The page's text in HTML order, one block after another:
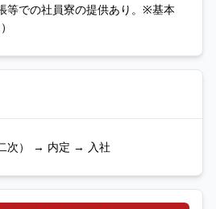
等での社員寮の提供あり。※基本
次） → 内定 → 入社